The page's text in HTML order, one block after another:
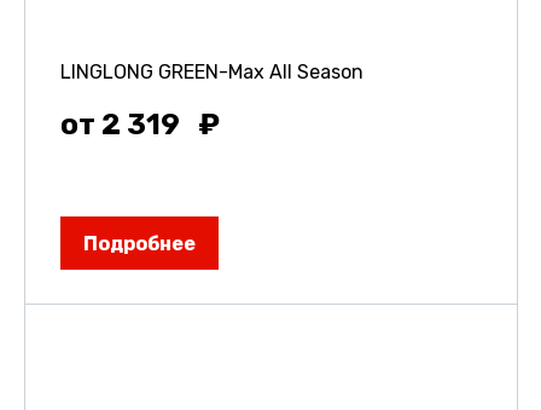
LINGLONG GREEN-Max All Season
от 2 319
Подробнее